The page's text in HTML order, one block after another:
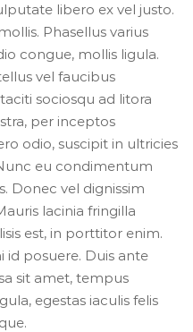
libero ex vel justo.
Phasellus varius
congue, mollis ligula.
vel faucibus
sociosqu ad litora
per inceptos
odio, suscipit in ultricies
eu condimentum
Donec vel dignissim
lacinia fringilla
est, in porttitor enim.
posuere. Duis ante
sit amet, tempus
egestas iaculis felis